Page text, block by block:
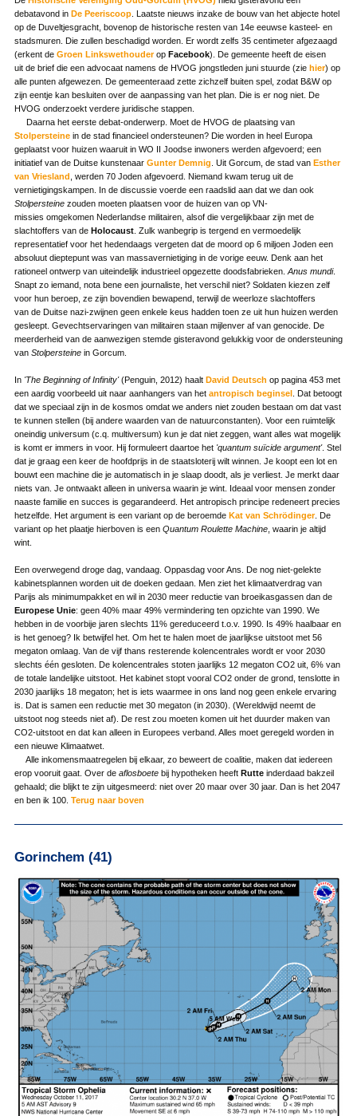
debatavond in De Peeriscoop. Laatste nieuws inzake de bouw van het abjecte hotel
op de Duveltjesgracht, bovenop de historische resten van 14e eeuwse kasteel- en
stadsmuren. Die zullen beschadigd worden. Er wordt zelfs 35 centimeter afgezaagd
(erkent de Groen Linkswethouder opFacebook). De gemeente heeft de eisen
uit de brief die een advocaat namens de HVOG jongstleden juni stuurde (zie hier) op
alle punten afgewezen. De gemeenteraad zette zichzelf buiten spel, zodat B&W op
zijn eentje kan besluiten over de aanpassing van het plan. Die is er nog niet. De
HVOG onderzoekt verdere juridische stappen.
Daarna het eerste debat-onderwerp. Moet de HVOG de plaatsing van
Stolpersteinein de stad financieel ondersteunen? Die worden in heel Europa
geplaatst voor huizen waaruit in WO II Joodse inwoners werden afgevoerd; een
initiatief van de Duitse kunstenaar Gunter Demnig . Uit Gorcum, de stad van Esther
van Vriesland , werden 70 Joden afgevoerd. Niemand kwam terug uit de
vernietigingskampen. In de discussie voerde een raadslid aan dat we dan ook
Stolpersteinezouden moeten plaatsen voor de huizen van op VN-
missies omgekomen Nederlandse militairen, alsof die vergelijkbaar zijn met de
slachtoffers van de Holocaust. Zulk wanbegrip is tergend en vermoedelijk
representatief voor het hedendaags vergeten dat de moord op 6 miljoen Joden een
absoluut dieptepunt was van massavernietiging in de vorige eeuw. Denk aan het
rationeel ontwerp van uiteindelijk industrieel opgezette doodsfabrieken. Anus mundi.
Snapt zo iemand, nota bene een journaliste, het verschil niet? Soldaten kiezen zelf
voor hun beroep, ze zijn bovendien bewapend, terwijl de weerloze slachtoffers
van de Duitse nazi-zwijnen geen enkele keus hadden toen ze uit hun huizen werden
gesleept. Gevechtservaringen van militairen staan mijlenver af van genocide. De
meerderheid van de aanwezigen stemde gisteravond gelukkig voor de ondersteuning
van Stolpersteinein Gorcum.
In 'The Beginning of Infinity'(Penguin, 2012) haalt David Deutsch op pagina 453 met
een aardig voorbeeld uit naar aanhangers van het antropisch beginsel. Dat betoogt
dat we speciaal zijn in de kosmos omdat we anders niet zouden bestaan om dat vast
te kunnen stellen (bij andere waarden van de natuurconstanten). Voor een ruimtelijk
oneindig universum (c.q. multiversum) kun je dat niet zeggen, want alles wat mogelijk
is komt er immers in voor. Hij formuleert daartoe het 'quantum suïcide argument'. Stel
dat je graag een keer de hoofdprijs in de staatsloterij wilt winnen. Je koopt een lot en
bouwt een machine die je automatisch in je slaap doodt, als je verliest. Je merkt daar
niets van. Je ontwaakt alleen in universa waarin je wint. Ideaal voor mensen zonder
naaste familie en succes is gegarandeerd. Het antropisch principe redeneert precies
hetzelfde. Het argument is een variant op de beroemde Kat van Schrödinger. De
variant op het plaatje hierboven is een Quantum Roulette Machine, waarin je altijd
wint.
Een overwegend droge dag, vandaag. Oppasdag voor Ans. De nog niet-gelekte
kabinetsplannen worden uit de doeken gedaan. Men ziet het klimaatverdrag van
Parijs als minimumpakket en wil in 2030 meer reductie van broeikasgassen dan de
Europese Unie: geen 40% maar 49% vermindering ten opzichte van 1990. We
hebben in de voorbije jaren slechts 11% gereduceerd t.o.v. 1990. Is 49% haalbaar en
is het genoeg? Ik betwijfel het. Om het te halen moet de jaarlijkse uitstoot met 56
megaton omlaag. Van de vijf thans resterende kolencentrales wordt er voor 2030
slechts één gesloten. De kolencentrales stoten jaarlijks 12 megaton CO2 uit, 6% van
de totale landelijke uitstoot. Het kabinet stopt vooral CO2 onder de grond, tenslotte in
2030 jaarlijks 18 megaton; het is iets waarmee in ons land nog geen enkele ervaring
is. Dat is samen een reductie met 30 megaton (in 2030). (Wereldwijd neemt de
uitstoot nog steeds niet af). De rest zou moeten komen uit het duurder maken van
CO2-uitstoot en dat kan alleen in Europees verband. Alles moet geregeld worden in
een nieuwe Klimaatwet.
Alle inkomensmaatregelen bij elkaar, zo beweert de coalitie, maken dat iedereen
erop vooruit gaat. Over de aflosboetebij hypotheken heeft Rutteinderdaad bakzeil
gehaald; die blijkt te zijn uitgesmeerd: niet over 20 maar over 30 jaar. Dan is het 2047
en ben ik 100. Terug naar boven
Gorinchem (41)